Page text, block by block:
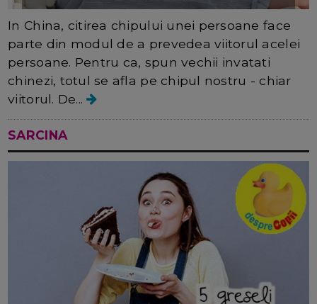
In China, citirea chipului unei persoane face
parte din modul de a prevedea viitorul acelei
persoane. Pentru ca, spun vechii invatati
chinezi, totul se afla pe chipul nostru - chiar
viitorul. De...
SARCINA